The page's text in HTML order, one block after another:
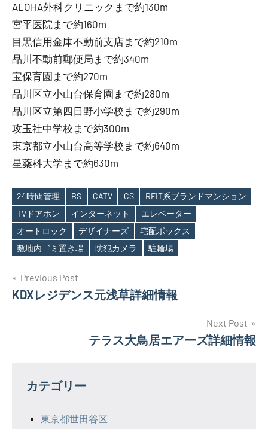
ALOHA外科クリニックまで約130m
宮平医院まで約160m
目黒信用金庫不動前支店まで約210m
品川不動前郵便局まで約340m
宝保育園まで約270m
品川区立小山台保育園まで約280m
品川区立第四日野小学校まで約290m
攻玉社中学校まで約300m
東京都立小山台高等学校まで約640m
星薬科大学まで約630m
Tags
24時間管理 BS CATV CS
REIT系ブランドマンション
TVドアホン
インターネット
エレベーター
オートロック
デザイナーズ
宅配ボックス
敷地内ゴミ置き場
防犯カメラ 駐輪場
投
稿
ー
Previous Post
KDXレジデンス元浅草詳細情報
Next Post
テラス大鳥居エアーズ詳細情報
カテゴリー
東京都世田谷区